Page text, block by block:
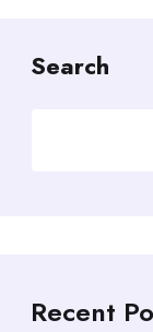
Search
Recent